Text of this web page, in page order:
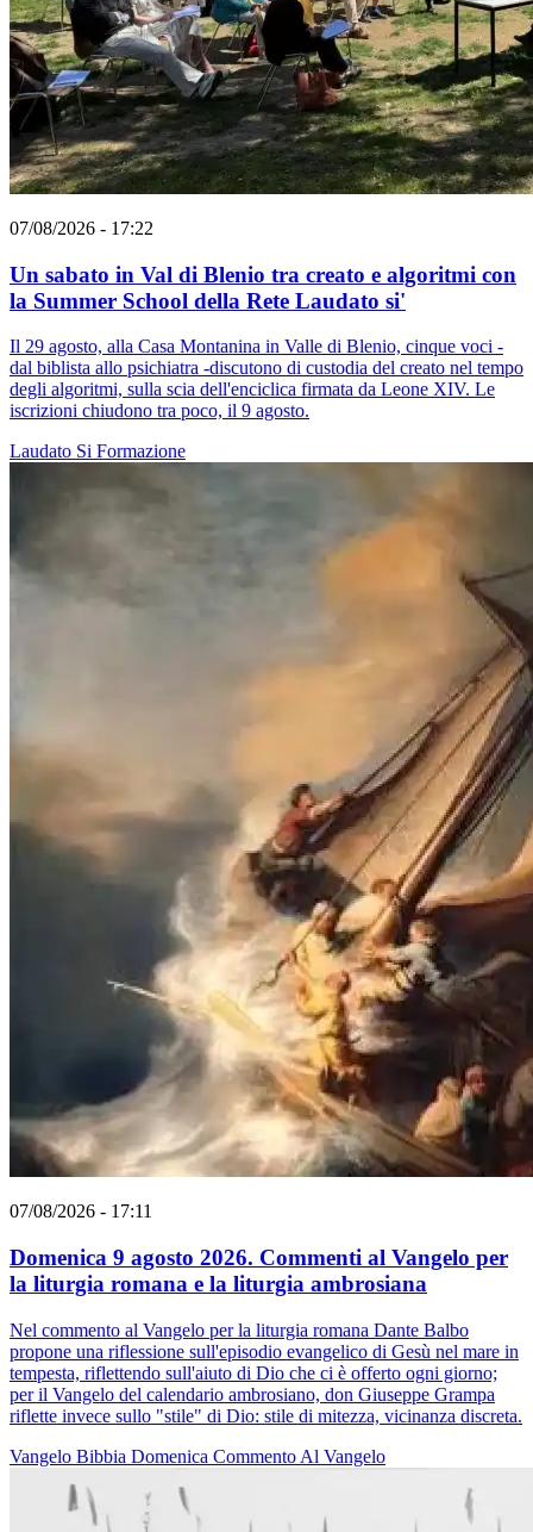
07/08/2026 - 17:22
Un sabato in Val di Blenio tra creato e algoritmi con
la Summer School della Rete Laudato si'
Il 29 agosto, alla Casa Montanina in Valle di Blenio, cinque voci -
dal biblista allo psichiatra -discutono di custodia del creato nel tempo
degli algoritmi, sulla scia dell'enciclica firmata da Leone XIV. Le
iscrizioni chiudono tra poco, il 9 agosto.
Laudato Si Formazione
07/08/2026 - 17:11
Domenica 9 agosto 2026. Commenti al Vangelo per
la liturgia romana e la liturgia ambrosiana
Nel commento al Vangelo per la liturgia romana Dante Balbo
propone una riflessione sull'episodio evangelico di Gesù nel mare in
tempesta, riflettendo sull'aiuto di Dio che ci è offerto ogni giorno;
per il Vangelo del calendario ambrosiano, don Giuseppe Grampa
riflette invece sullo "stile" di Dio: stile di mitezza, vicinanza discreta.
Vangelo Bibbia Domenica Commento Al Vangelo